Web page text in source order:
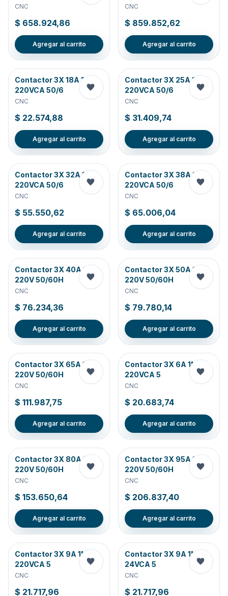
CNC
$ 658.924,86
Agregar al carrito
CNC
$ 859.852,62
Agregar al carrito
Contactor 3X 18A 1NC
220VCA 50/6
CNC
$ 22.574,88
Agregar al carrito
Contactor 3X 25A 1NC
220VCA 50/6
CNC
$ 31.409,74
Agregar al carrito
Contactor 3X 32A 1NC
220VCA 50/6
CNC
$ 55.550,62
Agregar al carrito
Contactor 3X 38A 1NC
220VCA 50/6
CNC
$ 65.006,04
Agregar al carrito
Contactor 3X 40A 1NC
220V 50/60H
CNC
$ 76.234,36
Agregar al carrito
Contactor 3X 50A 1NC
220V 50/60H
CNC
$ 79.780,14
Agregar al carrito
Contactor 3X 65A 1NC
220V 50/60H
CNC
$ 111.987,75
Agregar al carrito
Contactor 3X 6A 1NA
220VCA 5
CNC
$ 20.683,74
Agregar al carrito
Contactor 3X 80A 1NC
220V 50/60H
CNC
$ 153.650,64
Agregar al carrito
Contactor 3X 95A 1NC
220V 50/60H
CNC
$ 206.837,40
Agregar al carrito
Contactor 3X 9A 1NA
220VCA 5
CNC
$ 21.717,96
Contactor 3X 9A 1NA
24VCA 5
CNC
$ 21.717,96